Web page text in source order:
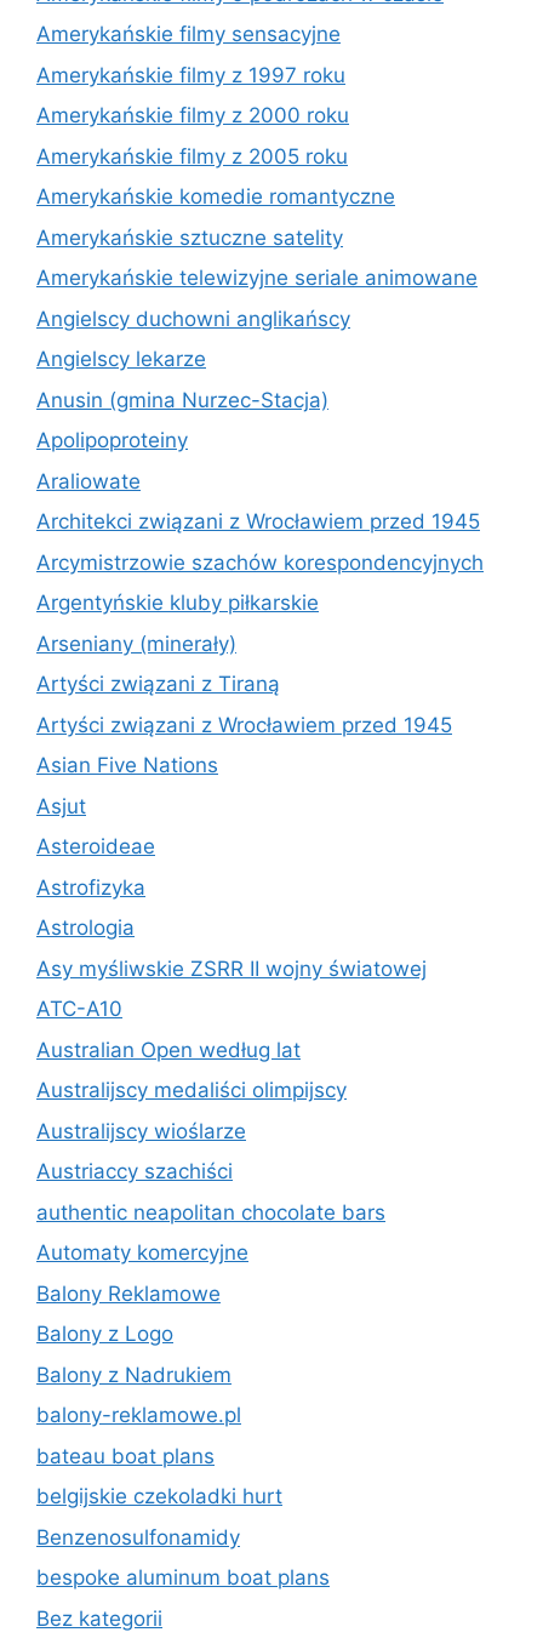
Amerykańskie filmy sensacyjne
Amerykańskie filmy z 1997 roku
Amerykańskie filmy z 2000 roku
Amerykańskie filmy z 2005 roku
Amerykańskie komedie romantyczne
Amerykańskie sztuczne satelity
Amerykańskie telewizyjne seriale animowane
Angielscy duchowni anglikańscy
Angielscy lekarze
Anusin (gmina Nurzec-Stacja)
Apolipoproteiny
Araliowate
Architekci związani z Wrocławiem przed 1945
Arcymistrzowie szachów korespondencyjnych
Argentyńskie kluby piłkarskie
Arseniany (minerały)
Artyści związani z Tiraną
Artyści związani z Wrocławiem przed 1945
Asian Five Nations
Asjut
Asteroideae
Astrofizyka
Astrologia
Asy myśliwskie ZSRR II wojny światowej
ATC-A10
Australian Open według lat
Australijscy medaliści olimpijscy
Australijscy wioślarze
Austriaccy szachiści
authentic neapolitan chocolate bars
Automaty komercyjne
Balony Reklamowe
Balony z Logo
Balony z Nadrukiem
balony-reklamowe.pl
bateau boat plans
belgijskie czekoladki hurt
Benzenosulfonamidy
bespoke aluminum boat plans
Bez kategorii